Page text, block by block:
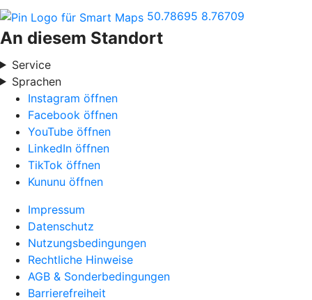
50.78695 8.76709
An diesem Standort
Service
Sprachen
Instagram öffnen
Facebook öffnen
YouTube öffnen
LinkedIn öffnen
TikTok öffnen
Kununu öffnen
Impressum
Datenschutz
Nutzungsbedingungen
Rechtliche Hinweise
AGB & Sonderbedingungen
Barrierefreiheit